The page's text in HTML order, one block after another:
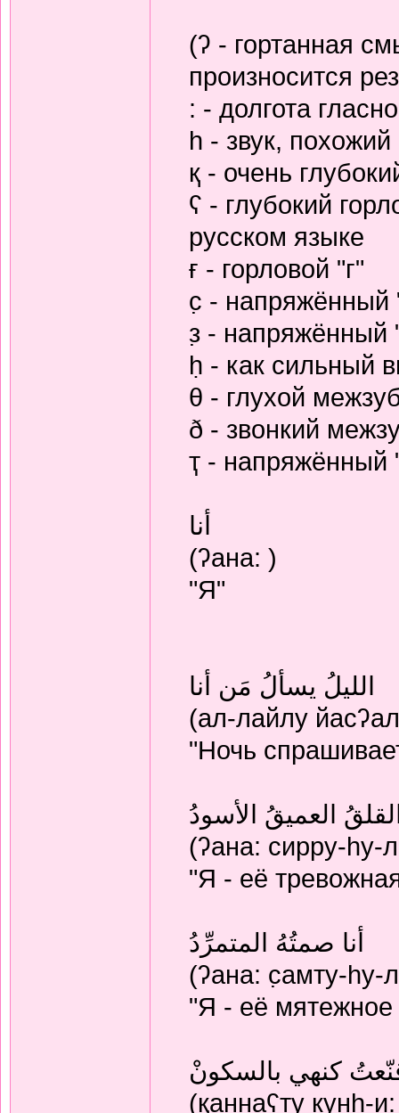
(ʔ - гортанная
произносится
: - долгота
h - звук,
қ - очень
ʕ - глубокий
русском языке
ғ - горловой "г"
с̣ - напряжённый
з̣ - напряжённый
ḥ - как сильный
θ - глухой
ð - звонкий
ҭ - напряжённый
أنا
(ʔана: )
"Я"
الليلُ يسألُ مَن أنا
(ал-лайлу
"Ночь
العميقُ الأسودُ
(ʔана: сирру-hу-
"Я - её
أنا صمتُهُ المتمرِّدُ
(ʔана: с̣амту-hу-
"Я - её
كنهي بالسكونْ
(қаннаʕту кунh-